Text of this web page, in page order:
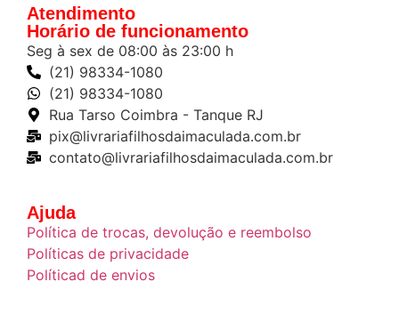
Atendimento
Horário de funcionamento
Seg à sex de 08:00 às 23:00 h
(21) 98334-1080
(21) 98334-1080
Rua Tarso Coimbra - Tanque RJ
pix@livrariafilhosdaimaculada.com.br
contato@livrariafilhosdaimaculada.com.br
Ajuda
Política de trocas, devolução e reembolso
Políticas de privacidade
Políticad de envios